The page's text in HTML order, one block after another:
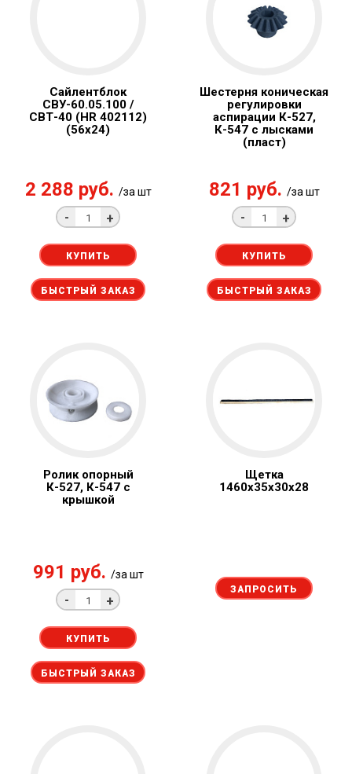
Сайлентблок
СВУ-60.05.100 /
СВТ-40 (НR 402112)
(56х24)
2 288 руб. /за шт
- +
КУПИТЬ
БЫСТРЫЙ ЗАКАЗ
Шестерня коническая
регулировки
аспирации К-527,
К-547 с лысками
(пласт)
821 руб. /за шт
- +
КУПИТЬ
БЫСТРЫЙ ЗАКАЗ
Ролик опорный
К-527, К-547 с
крышкой
991 руб. /за шт
- +
КУПИТЬ
БЫСТРЫЙ ЗАКАЗ
Щетка
1460x35x30x28
ЗАПРОСИТЬ